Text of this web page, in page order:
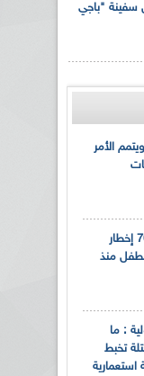
سفينة "باجي
الأمر
مريم شرفي للإذاعة: 700 إخطار
منذ
: ما
تخبط